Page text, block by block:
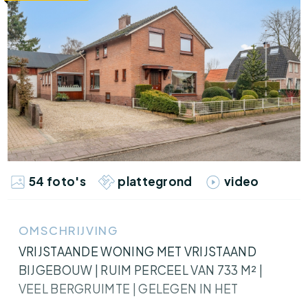
54 foto's plattegrond video
OMSCHRIJVING
VRIJSTAANDE WONING MET VRIJSTAAND
BIJGEBOUW | RUIM PERCEEL VAN 733 M² |
VEEL BERGRUIMTE | GELEGEN IN HET